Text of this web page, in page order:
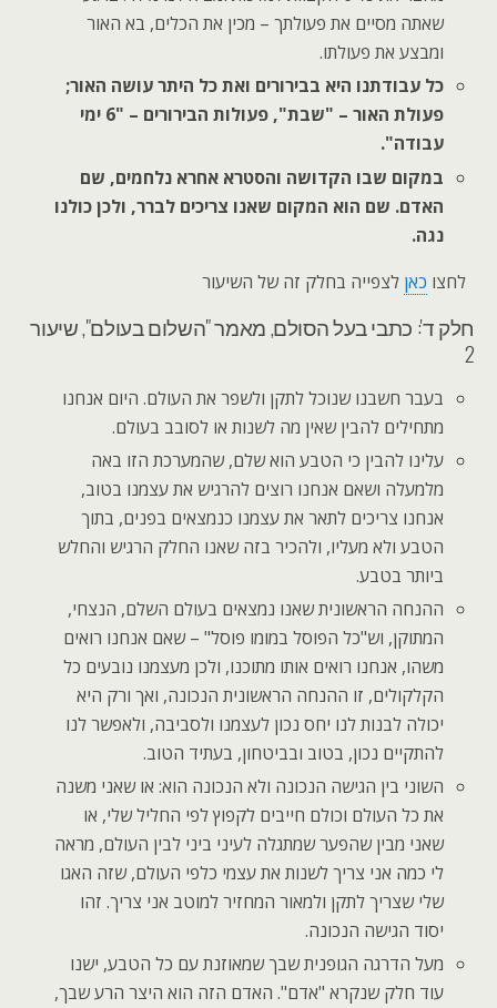
שאתה מסיים את פעולתך – מכין את הכלים, בא האור
ומבצע את פעולתו.
כל עבודתנו היא בבירורים ואת כל היתר עושה האור;
פעולת האור – "שבת", פעולות הבירורים – "6 ימי
עבודה".
במקום שבו הקדושה והסטרא אחרא נלחמים, שם
האדם. שם הוא המקום שאנו צריכים לברר, ולכן כולנו
נגה.
לחצו כאן לצפייה בחלק זה של השיעור
חלק ד': כתבי בעל הסולם, מאמר "השלום בעולם", שיעור
2
בעבר חשבנו שנוכל לתקן ולשפר את העולם. היום אנחנו
מתחילים להבין שאין מה לשנות או לסובב בעולם.
עלינו להבין כי הטבע הוא שלם, שהמערכת הזו באה
מלמעלה ושאם אנחנו רוצים להרגיש את עצמנו בטוב,
אנחנו צריכים לתאר את עצמנו כנמצאים בפנים, בתוך
הטבע ולא מעליו, ולהכיר בזה שאנו החלק הרגיש והחלש
ביותר בטבע.
ההנחה הראשונית שאנו נמצאים בעולם השלם, הנצחי,
המתוקן, וש"כל הפוסל במומו פוסל" – שאם אנחנו רואים
משהו, אנחנו רואים אותו מתוכנו, ולכן מעצמנו נובעים כל
הקלקולים, זו ההנחה הראשונית הנכונה, ואך ורק היא
יכולה לבנות לנו יחס נכון לעצמנו ולסביבה, ולאפשר לנו
להתקיים נכון, בטוב ובביטחון, בעתיד הטוב.
השוני בין הגישה הנכונה ולא הנכונה הוא: או שאני משנה
את כל העולם וכולם חייבים לקפוץ לפי החליל שלי, או
שאני מבין שהפער שמתגלה לעיני ביני לבין העולם, מראה
לי כמה אני צריך לשנות את עצמי כלפי העולם, שזה האגו
שלי שצריך לתקן ולמאור המחזיר למוטב אני צריך. זהו
יסוד הגישה הנכונה.
מעל הדרגה הגופנית שבך שמאוזנת עם כל הטבע, ישנו
עוד חלק שנקרא "אדם". האדם הזה הוא היצר הרע שבך,